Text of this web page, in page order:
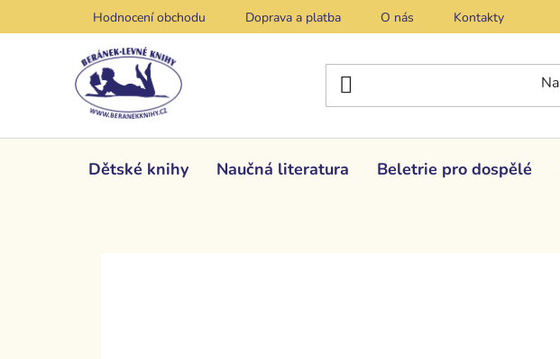
na
Hodnocení obchodu Doprava a platba O nás Kontakty
Dětské knihy Naučná literatura Beletrie pro dospělé